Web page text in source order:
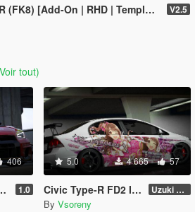
[Add-On | RHD | Template] V2.5
tout)
406
1.0
5.0 4 665 57
Civic Type-R FD2 Itasha Livery Uzuki Shimamura [4K]
By Vsoreny